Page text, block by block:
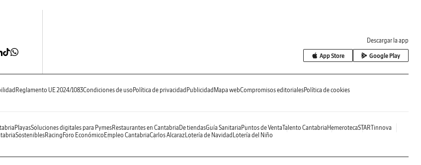
Descargar la app
App Store Google Play
Reglamento UE 2024/1083Condiciones de uso Política de privacidad Publicidad Mapa webCompromisos editorialesPolítica de cookies
PlayasSoluciones digitales para PymesRestaurantes en Cantabria De tiendasGuía Sanitaria Puntos de VentaTalento Cantabria HemerotecaSTARTinnova
SosteniblesRacing Foro Económico Empleo CantabriaCarlos AlcarazLotería de Navidad Lotería del Niño